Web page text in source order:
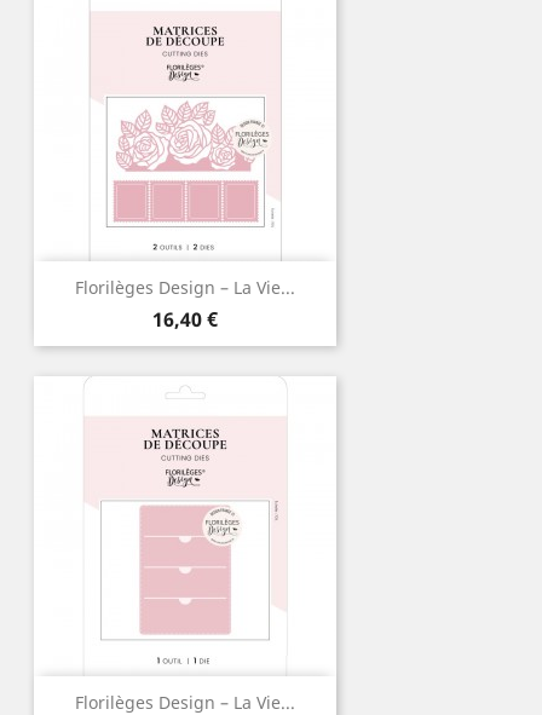
Florilèges Design – La Vie...
Prix
16,40 €
Florilèges Design – La Vie...